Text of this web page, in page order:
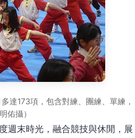
達173項，包含對練、團練、單練，
佑攝）
週末時光，融合競技與休閒，展